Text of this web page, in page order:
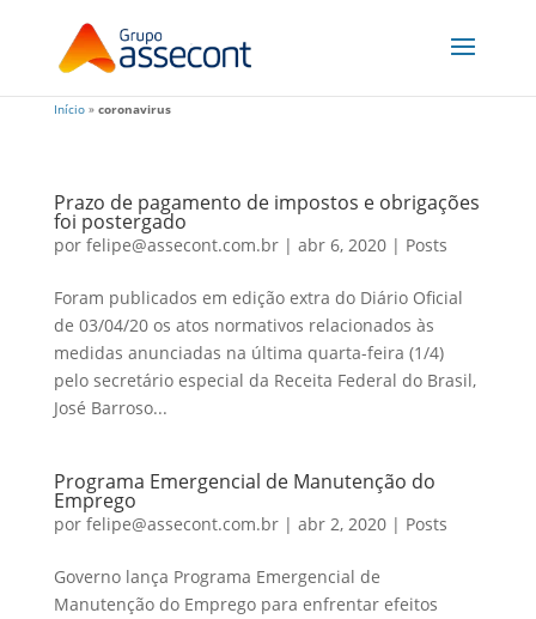
Início» coronavirus
Prazo de pagamento de impostos e obrigações
foi postergado
por felipe@assecont.com.br| abr 6, 2020| Posts
Foram publicados em edição extra do Diário Oficial
de 03/04/20 os atos normativos relacionados às
medidas anunciadas na última quarta-feira (1/4)
pelo secretário especial da Receita Federal do Brasil,
José Barroso...
Programa Emergencial de Manutenção do
Emprego
por felipe@assecont.com.br| abr 2, 2020| Posts
Governo lança Programa Emergencial de
Manutenção do Emprego para enfrentar efeitos